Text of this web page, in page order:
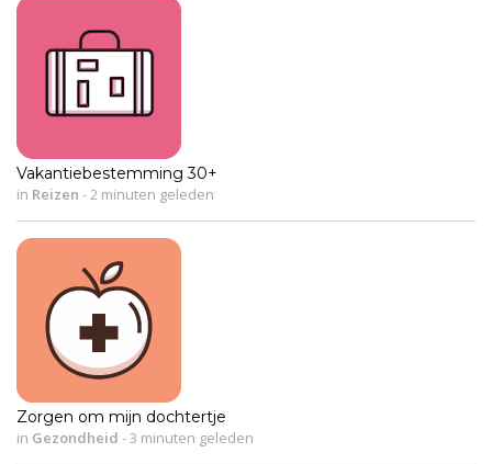
Vakantiebestemming 30+
in Reizen - 2 minuten geleden
Zorgen om mijn dochtertje
in Gezondheid - 3 minuten geleden